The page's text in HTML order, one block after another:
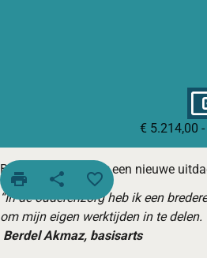
€ 5.214,00
print share favorite_border
Ben jij op zoek naar een nieuwe
“In de ouderenzorg heb ik een
om mijn eigen werktijden in te
Berdel Akmaz, basisarts